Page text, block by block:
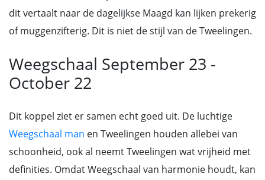
dit vertaalt naar de dagelijkse Maagd kan lijken prekerig
of muggenzifterig. Dit is niet de stijl van de Tweelingen.
Weegschaal September 23 -
October 22
Dit koppel ziet er samen echt goed uit. De luchtige
Weegschaal man en Tweelingen houden allebei van
schoonheid, ook al neemt Tweelingen wat vrijheid met
definities. Omdat Weegschaal van harmonie houdt, kan